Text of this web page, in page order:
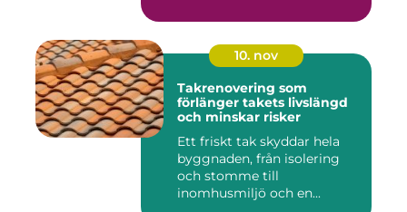
10. nov
Takrenovering som
förlänger takets livslängd
och minskar risker
Ett friskt tak skyddar hela
byggnaden, från isolering
och stomme till
inomhusmiljö och en...